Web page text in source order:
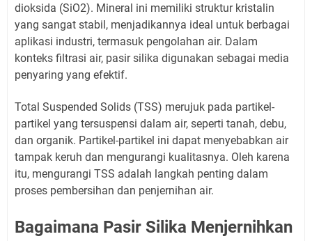
dioksida (SiO2). Mineral ini memiliki struktur kristalin
yang sangat stabil, menjadikannya ideal untuk berbagai
aplikasi industri, termasuk pengolahan air. Dalam
konteks filtrasi air, pasir silika digunakan sebagai media
penyaring yang efektif.
Total Suspended Solids (TSS) merujuk pada partikel-
partikel yang tersuspensi dalam air, seperti tanah, debu,
dan organik. Partikel-partikel ini dapat menyebabkan air
tampak keruh dan mengurangi kualitasnya. Oleh karena
itu, mengurangi TSS adalah langkah penting dalam
proses pembersihan dan penjernihan air.
Bagaimana Pasir Silika Menjernihkan